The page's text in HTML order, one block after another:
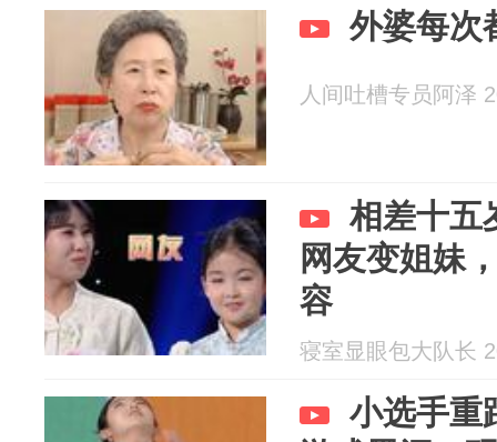
外婆每次
人间吐槽专员阿泽
相差十五
网友变姐妹
容
寝室显眼包大队长
小选手重